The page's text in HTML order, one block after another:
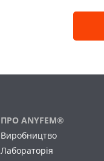
ПРО ANYFEM®
Виробництво
Лабораторія